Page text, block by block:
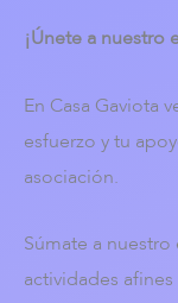
¡Únete a nuestro
En Casa Gaviota
esfuerzo y tu
asociación.
Súmate a
actividades